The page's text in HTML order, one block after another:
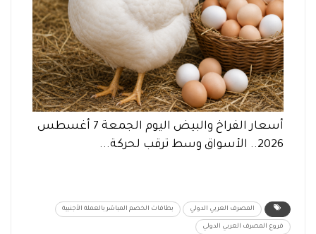
أسعار الفراخ والبيض اليوم الجمعة 7 أغسطس
2026.. الأسواق وسط ترقب لحركة...
المصرف العربي الدولي بطاقات الخصم المباشر بالعملة الأجنبية
فروع المصرف العربي الدولي